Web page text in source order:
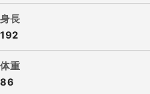
身長
192
体重
86